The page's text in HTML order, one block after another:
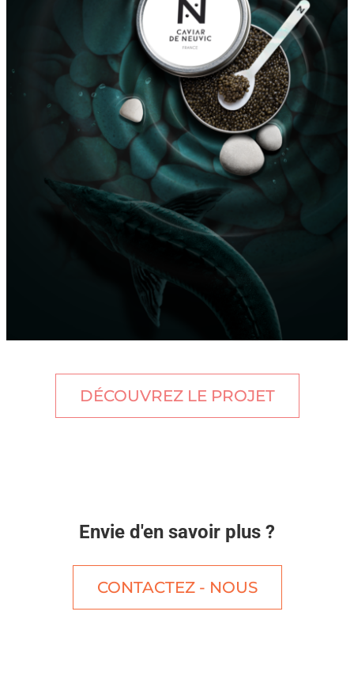
DÉCOUVREZ LE PROJET
Envie d'en savoir plus ?
CONTACTEZ - NOUS